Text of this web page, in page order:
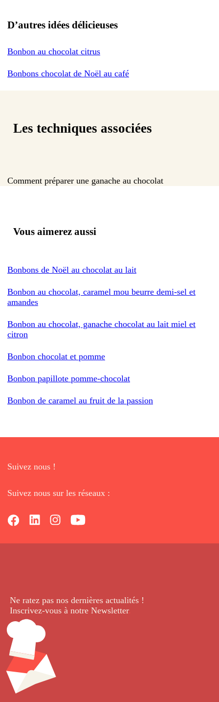
D’autres idées délicieuses
Bonbon au chocolat citrus
Bonbons chocolat de Noël au café
Les techniques associées
Comment préparer une ganache au chocolat
Vous aimerez aussi
Bonbons de Noël au chocolat au lait
Bonbon au chocolat, caramel mou beurre demi-sel et
amandes
Bonbon au chocolat, ganache chocolat au lait miel et
citron
Bonbon chocolat et pomme
Bonbon papillote pomme-chocolat
Bonbon de caramel au fruit de la passion
Suivez nous !
Suivez nous sur les réseaux :
Ne ratez pas nos dernières actualités !
Inscrivez-vous à notre Newsletter.